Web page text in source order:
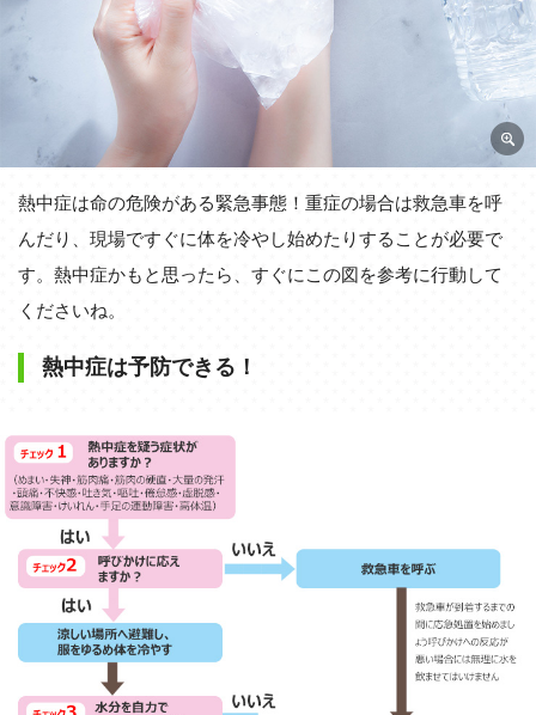
熱中症は命の危険がある緊急事態！重症の場合は救急車を呼
んだり、現場ですぐに体を冷やし始めたりすることが必要で
す。熱中症かもと思ったら、すぐにこの図を参考に行動して
くださいね。
熱中症は予防できる！